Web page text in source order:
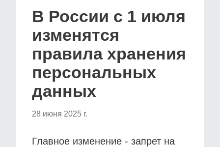
В России с 1 июля
изменятся
правила хранения
персональных
данных
28 июня 2025 г.
Главное изменение - запрет на